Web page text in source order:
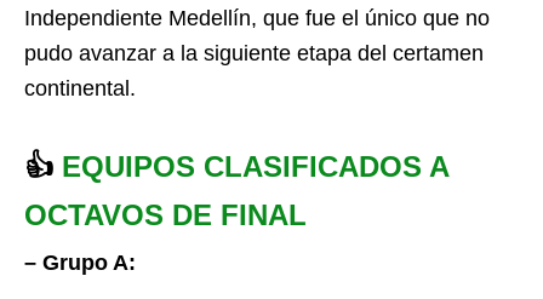
Independiente Medellín, que fue el único que no
pudo avanzar a la siguiente etapa del certamen
continental.
👍 EQUIPOS CLASIFICADOS A
OCTAVOS DE FINAL
– Grupo A: